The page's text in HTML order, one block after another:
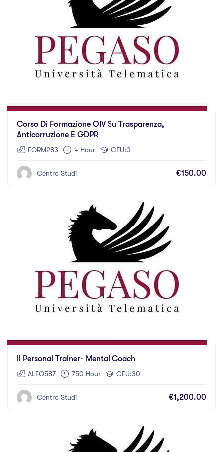
Corso Di Formazione OIV Su Trasparenza,
Anticorruzione E GDPR
FORM283 4 Hour CFU:0
Centro Studi €150.00
Il Personal Trainer- Mental Coach
ALFO587 750 Hour CFU:30
Centro Studi €1,200.00